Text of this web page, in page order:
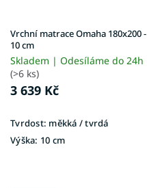
Vrchní matrace Omaha 180x200 -
10 cm
Skladem | Odesíláme do 24h
(>6 ks)
3 639 Kč
Tvrdost: měkká / tvrdá
Výška: 10 cm